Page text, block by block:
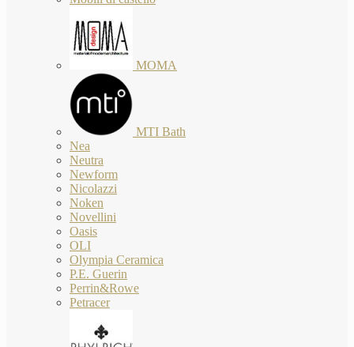
MOMA
MTI Bath
Nea
Neutra
Newform
Nicolazzi
Noken
Novellini
Oasis
OLI
Olympia Ceramica
P.E. Guerin
Perrin&Rowe
Petracer